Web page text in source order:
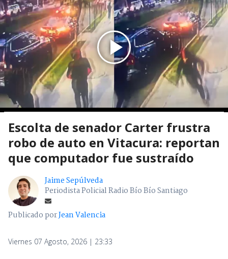
Escolta de senador Carter frustra
robo de auto en Vitacura: reportan
que computador fue sustraído
Jaime Sepúlveda
Periodista Policial Radio Bío Bío Santiago
Publicado porJean Valencia
Viernes 07 Agosto, 2026 | 23:33